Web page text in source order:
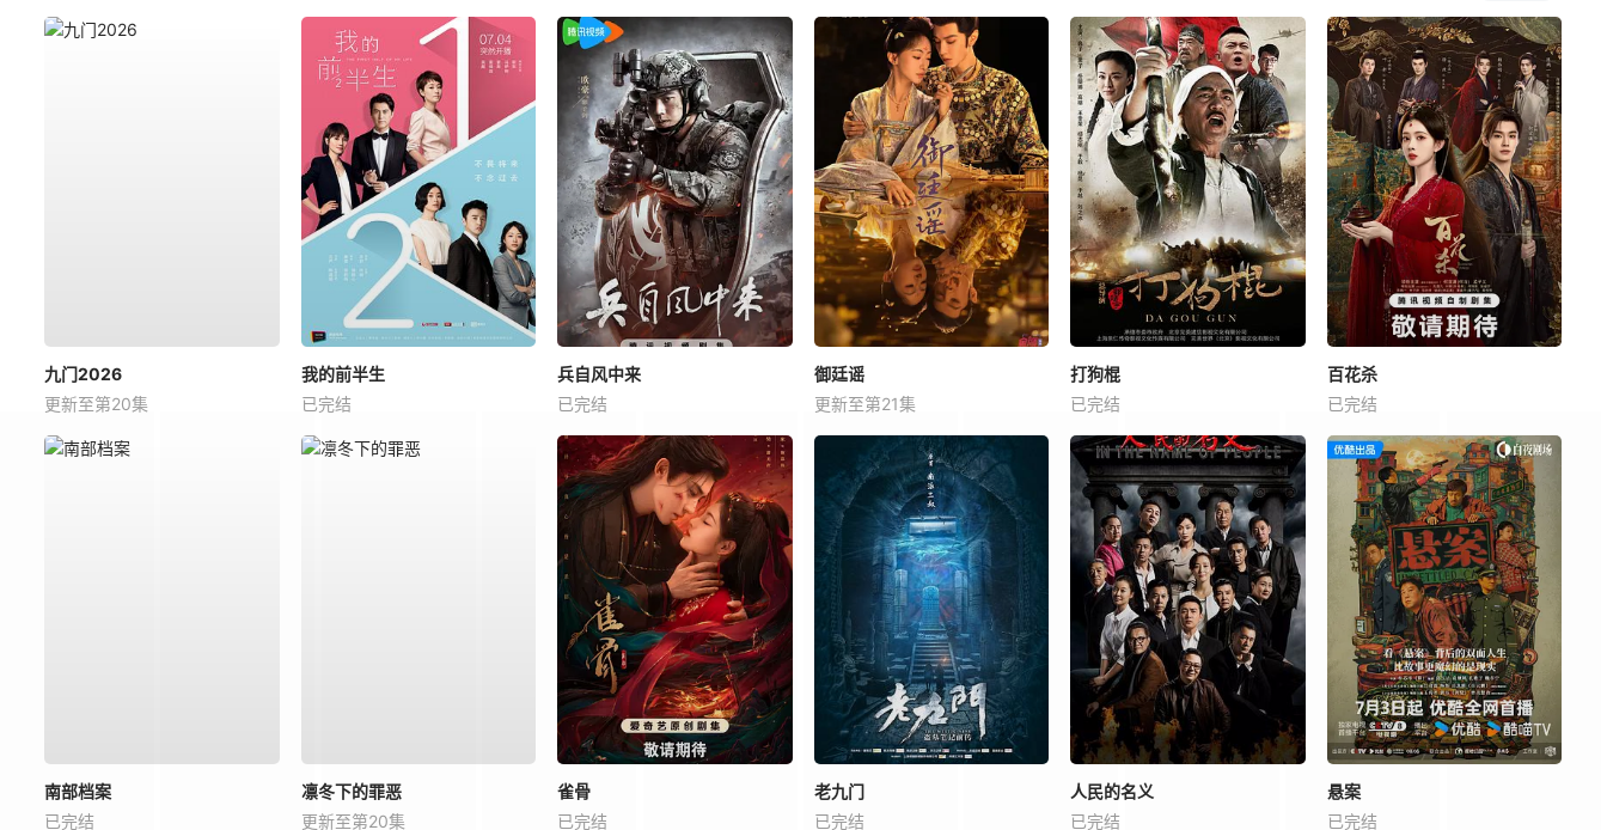
九门2026
更新至第20集
我的前半生
已完结
兵自风中来
已完结
御廷谣
更新至第21集
打狗棍
已完结
百花杀
已完结
南部档案
已完结
凛冬下的罪恶
更新至第20集
雀骨
已完结
老九门
已完结
人民的名义
已完结
悬案
已完结